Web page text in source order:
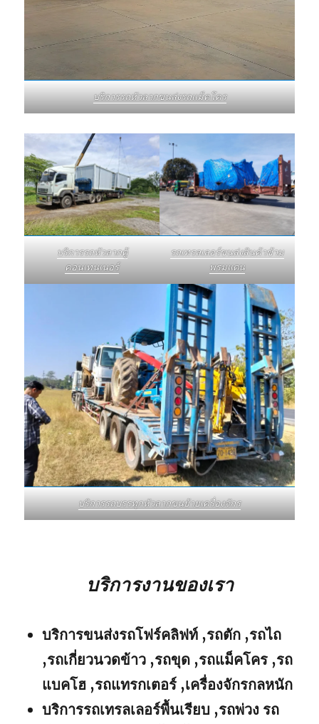
บริการรถหัวลากขนส่งรถแม็คโคร
บริการรถหัวลากตู้
คอนเทนเนอร์
รถเทรลเลอร์ขนส่งสินค้าข้าม
พรมแดน
บริการรถบรรทุกหัวลากขนย้ายเครื่องจักร
บริการงานของเรา
บริการขนส่งรถโฟร์คลิฟท์ ,รถตัก ,รถไถ
,รถเกี่ยวนวดข้าว ,รถขุด ,รถแม็คโคร ,รถ
แบคโฮ ,รถแทรกเตอร์ ,เครื่องจักรกลหนัก
บริการรถเทรลเลอร์พื้นเรียบ ,รถพ่วง รถ